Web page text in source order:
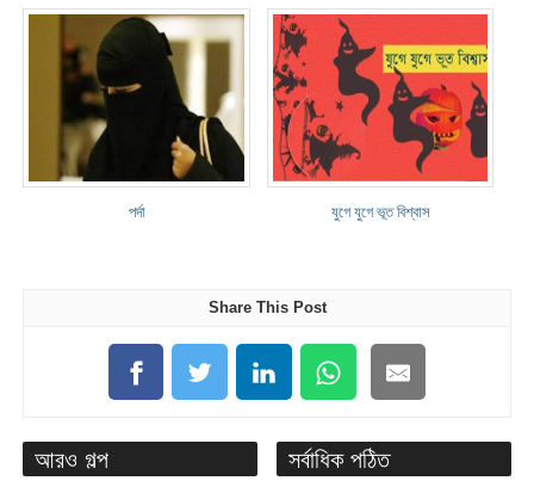
পর্দা যুগে যুগে ভূত বিশ্বাস
Share This Post
আরও গল্প সর্বাধিক পঠিত